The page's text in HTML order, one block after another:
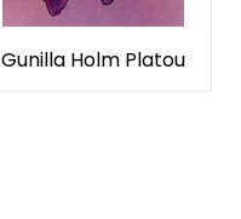
Gunilla Holm Platou